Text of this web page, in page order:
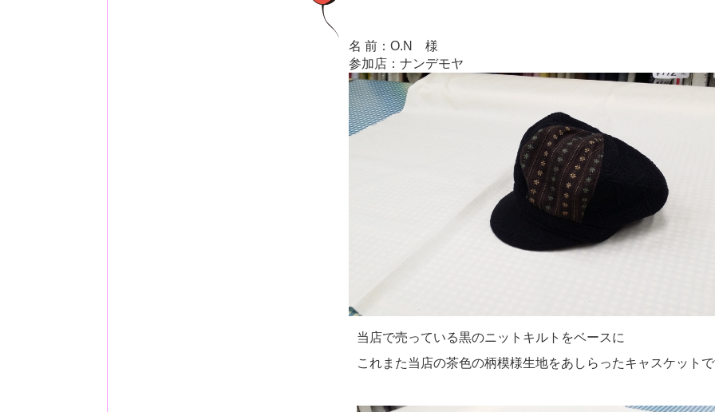
名 前：O.N 様
参加店：ナンデモヤ
当店で売っている黒のニットキルトをベースに
これまた当店の茶色の柄模様生地をあしらったキャスケット